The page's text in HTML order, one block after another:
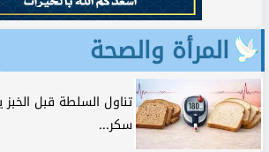
المرأة والصحة
تناول السلطة قبل
سكر...